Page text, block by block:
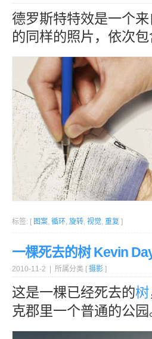
德罗斯特特效是一个
的同样的照片，依次包
标签: [ 图案, 循环, 旋转, 视觉, 重复 ]
一棵死去的树 Kevin
2010-11-2 | 所属分类 [ 摄影 ]
这是一棵已经死去的树
克郡里一个普通的公园